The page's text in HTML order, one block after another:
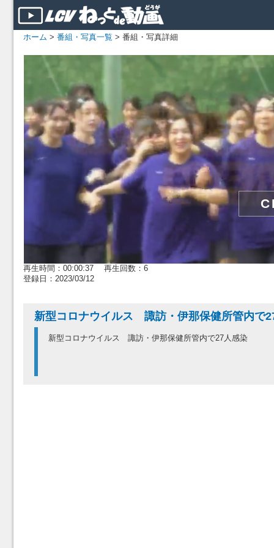
ホーム > 番組・写真一覧 > 番組・写真詳細
再生時間：00:00:37 再生回数：6
登録日：2023/03/12
新型コロナウイルス 諏訪・伊那保健所管内
新型コロナウイルス 諏訪・伊那保健所管内で27人感染